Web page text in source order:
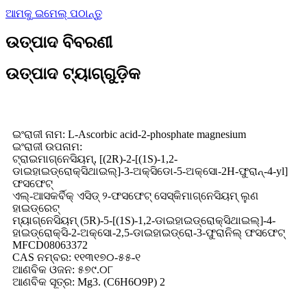
ଆମକୁ ଇମେଲ୍ ପଠାନ୍ତୁ
ଉତ୍ପାଦ ବିବରଣୀ
ଉତ୍ପାଦ ଟ୍ୟାଗ୍‌ଗୁଡ଼ିକ
ଇଂରାଜୀ ନାମ: L-Ascorbic acid-2-phosphate magnesium
ଇଂରାଜୀ ଉପନାମ:
ଟ୍ରାଇମାଗ୍ନେସିୟମ୍, [(2R)-2-[(1S)-1,2-
ଡାଇହାଇଡ୍ରୋକ୍ସିଥାଇଲ୍]-3-ଅକ୍ସିଡୋ-5-ଅକ୍ସୋ-2H-ଫୁରାନ୍-4-yl]
ଫସଫେଟ୍
ଏଲ୍-ଆସକର୍ବିକ୍ ଏସିଡ୍ ୨-ଫସଫେଟ୍ ସେସ୍କିମାଗ୍ନେସିୟମ୍ ଲୁଣ
ହାଇଡ୍ରେଟ୍
ମ୍ୟାଗ୍ନେସିୟମ୍ (5R)-5-[(1S)-1,2-ଡାଇହାଇଡ୍ରୋକ୍ସିଥାଇଲ୍]-4-
ହାଇଡ୍ରୋକ୍ସି-2-ଅକ୍ସୋ-2,5-ଡାଇହାଇଡ୍ରୋ-3-ଫୁରାନିଲ୍ ଫସଫେଟ୍
MFCD08063372
CAS ନମ୍ବର: ୧୧୩୧୭୦-୫୫-୧
ଆଣବିକ ଓଜନ: ୫୭୯.୦୮
ଆଣବିକ ସୂତ୍ର: Mg3. (C6H6O9P) 2